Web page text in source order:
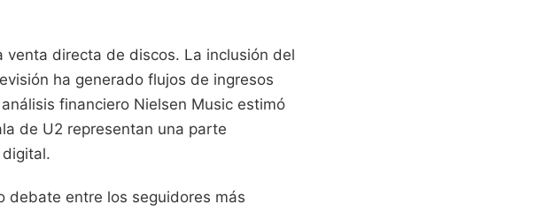
directa de discos. La inclusión del
ha generado flujos de ingresos
financiero Nielsen Music estimó
de U2 representan una parte
debate entre los seguidores más